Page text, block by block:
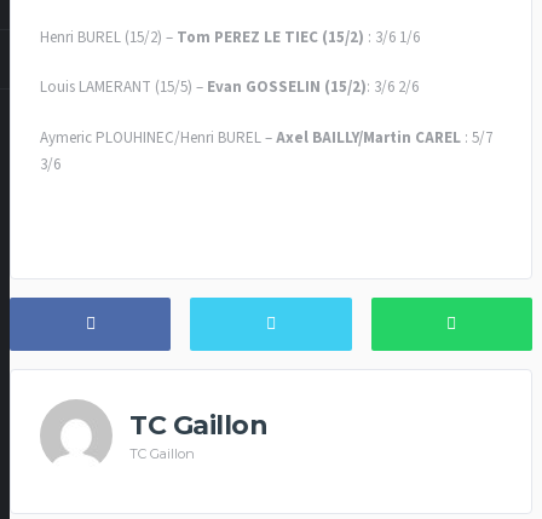
Henri BUREL (15/2) – Tom PEREZ LE TIEC (15/2) : 3/6 1/6
Louis LAMERANT (15/5) – Evan GOSSELIN (15/2): 3/6 2/6
Aymeric PLOUHINEC/Henri BUREL –Axel BAILLY/Martin CAREL : 5/7
3/6
TC Gaillon
TC Gaillon